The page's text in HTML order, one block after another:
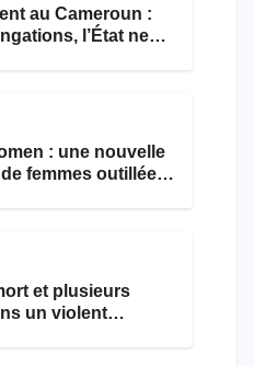
au Cameroun :
l’État ne
: une nouvelle
femmes outillées
et plusieurs
un violent